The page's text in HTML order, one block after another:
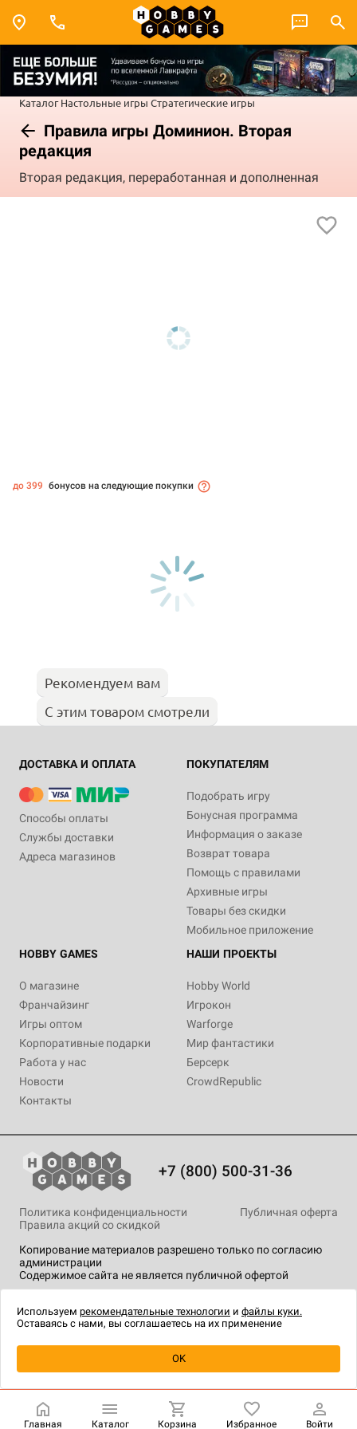
Каталог Настольные игры Стратегические игры
Правила игры Доминион. Вторая
редакция
Вторая редакция, переработанная и дополненная
Уведомить о наличии
до 399 бонусов на следующие покупки
Рекомендуем вам
С этим товаром смотрели
ДОСТАВКА И ОПЛАТА
Способы оплаты
Службы доставки
Адреса магазинов
ПОКУПАТЕЛЯМ
Подобрать игру
Бонусная программа
Информация о заказе
Возврат товара
Помощь с правилами
Архивные игры
Товары без скидки
Мобильное приложение
HOBBY GAMES
О магазине
Франчайзинг
Игры оптом
Корпоративные подарки
Работа у нас
Новости
Контакты
НАШИ ПРОЕКТЫ
Hobby World
Игрокон
Warforge
Мир фантастики
Берсерк
CrowdRepublic
+7 (800) 500-31-36
Копирование материалов разрешено только по согласию
администрации
Содержимое сайта не является публичной офертой
Политика конфиденциальности
Публичная оферта
Правила акций со скидкой
технологии.
Главная Каталог Корзина Избранное Войти
Используем рекомендательные технологии и файлы куки.
Оставаясь с нами, вы соглашаетесь на их применение
OK